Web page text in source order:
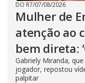
DO R7/07/08/2026
Mulher de
atenção ao
bem direta:
Gabriely Miranda,
jogador, repostou
palpitar